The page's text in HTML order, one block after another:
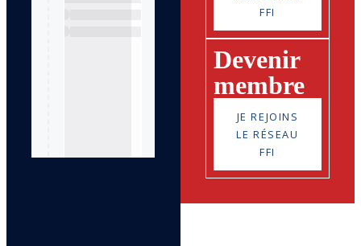
FFI
Devenir
membre
JE REJOINS
LE RÉSEAU
FFI